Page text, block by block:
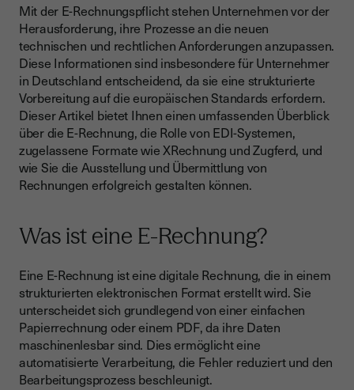
Mit der E-Rechnungspflicht stehen Unternehmen vor der
Herausforderung, ihre Prozesse an die neuen
technischen und rechtlichen Anforderungen anzupassen.
Diese Informationen sind insbesondere für Unternehmer
in Deutschland entscheidend, da sie eine strukturierte
Vorbereitung auf die europäischen Standards erfordern.
Dieser Artikel bietet Ihnen einen umfassenden Überblick
über die E-Rechnung, die Rolle von EDI-Systemen,
zugelassene Formate wie XRechnung und Zugferd, und
wie Sie die Ausstellung und Übermittlung von
Rechnungen erfolgreich gestalten können.
Was ist eine E-Rechnung?
Eine E-Rechnung ist eine digitale Rechnung, die in einem
strukturierten elektronischen Format erstellt wird. Sie
unterscheidet sich grundlegend von einer einfachen
Papierrechnung oder einem PDF, da ihre Daten
maschinenlesbar sind. Dies ermöglicht eine
automatisierte Verarbeitung, die Fehler reduziert und den
Bearbeitungsprozess beschleunigt.